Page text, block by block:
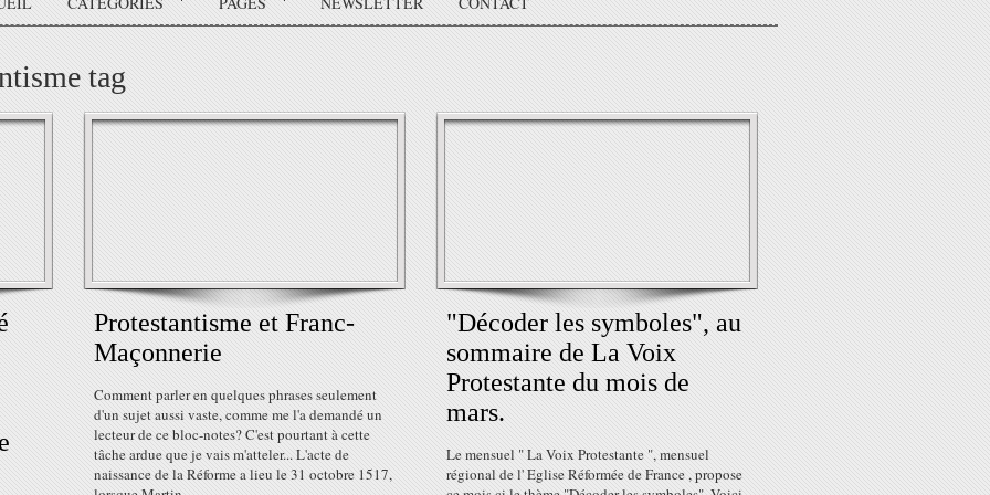
tag
Protestantisme et Franc-
Maçonnerie
Comment parler en quelques phrases seulement
d'un sujet aussi vaste, comme me l'a demandé un
lecteur de ce bloc-notes? C'est pourtant à cette
tâche ardue que je vais m'atteler... L'acte de
naissance de la Réforme a lieu le 31 octobre 1517,
"Décoder les symboles", au
sommaire de La Voix
Protestante du mois de
mars.
Le mensuel " La Voix Protestante ", mensuel
régional de l' Eglise Réformée de France , propose